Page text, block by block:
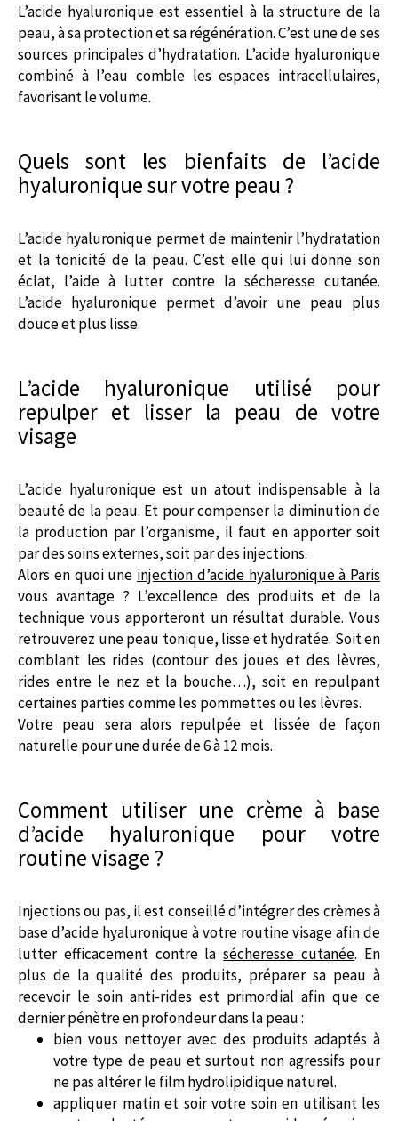
L’acide hyaluronique est essentiel à la structure de la
peau, à sa protection et sa régénération. C’est une de ses
sources principales d’hydratation. L’acide hyaluronique
combiné à l’eau comble les espaces intracellulaires,
favorisant le volume.
Quels sont les bienfaits de l’acide
hyaluronique sur votre peau ?
L’acide hyaluronique permet de maintenir l’hydratation
et la tonicité de la peau. C’est elle qui lui donne son
éclat, l’aide à lutter contre la sécheresse cutanée.
L’acide hyaluronique permet d’avoir une peau plus
douce et plus lisse.
L’acide hyaluronique utilisé pour
repulper et lisser la peau de votre
visage
L’acide hyaluronique est un atout indispensable à la
beauté de la peau. Et pour compenser la diminution de
la production par l’organisme, il faut en apporter soit
par des soins externes, soit par des injections.
Alors en quoi une injection d’acide hyaluronique à Paris
vous avantage ? L’excellence des produits et de la
technique vous apporteront un résultat durable. Vous
retrouverez une peau tonique, lisse et hydratée. Soit en
comblant les rides (contour des joues et des lèvres,
rides entre le nez et la bouche…), soit en repulpant
certaines parties comme les pommettes ou les lèvres.
Votre peau sera alors repulpée et lissée de façon
naturelle pour une durée de 6 à 12 mois.
Comment utiliser une crème à base
d’acide hyaluronique pour votre
routine visage ?
Injections ou pas, il est conseillé d’intégrer des crèmes à
base d’acide hyaluronique à votre routine visage afin de
lutter efficacement contre lasécheresse cutanée. En
plus de la qualité des produits, préparer sa peau à
recevoir le soin anti-rides est primordial afin que ce
dernier pénètre en profondeur dans la peau :
bien vous nettoyer avec des produits adaptés à
votre type de peau et surtout non agressifs pour
ne pas altérer le film hydrolipidique naturel.
appliquer matin et soir votre soin en utilisant les